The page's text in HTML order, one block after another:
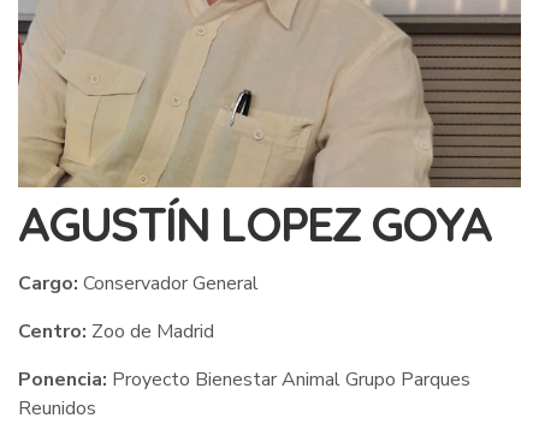
AGUSTÍN LOPEZ GOYA
Cargo: Conservador General
Centro: Zoo de Madrid
Ponencia: Proyecto Bienestar Animal Grupo Parques
Reunidos